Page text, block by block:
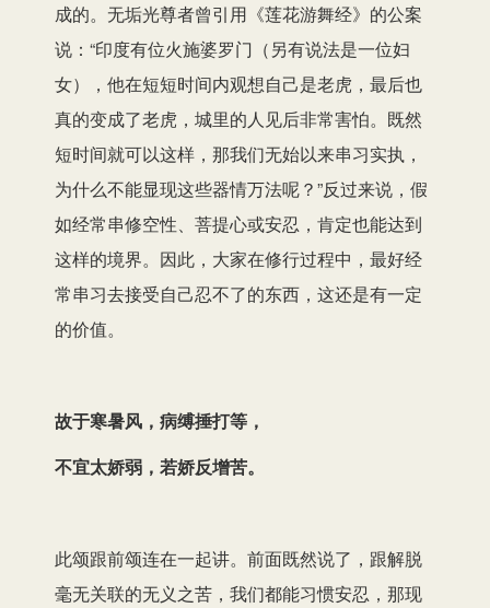
成的。无垢光尊者曾引用《莲花游舞经》的公案
说：“印度有位火施婆罗门（另有说法是一位妇
女），他在短短时间内观想自己是老虎，最后也
真的变成了老虎，城里的人见后非常害怕。既然
短时间就可以这样，那我们无始以来串习实执，
为什么不能显现这些器情万法呢？”反过来说，假
如经常串修空性、菩提心或安忍，肯定也能达到
这样的境界。因此，大家在修行过程中，最好经
常串习去接受自己忍不了的东西，这还是有一定
的价值。
故于寒暑风，病缚捶打等，
不宜太娇弱，若娇反增苦。
此颂跟前颂连在一起讲。前面既然说了，跟解脱
毫无关联的无义之苦，我们都能习惯安忍，那现